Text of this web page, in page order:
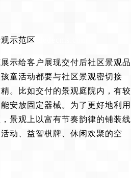
示范区
示给客户展现交付后社区景观品
童活动都要与社区景观密切接
。比如交付的景观庭院内，有较
安放固定器械。为了更好地利用
景观上以富有节奏韵律的铺装线
动、益智棋牌、休闲欢聚的空